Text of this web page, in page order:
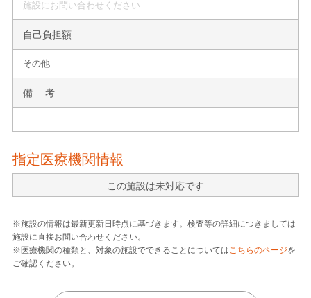
施設にお問い合わせください
自己負担額
その他
備 考
指定医療機関情報
この施設は未対応です
※施設の情報は最新更新日時点に基づきます。検査等の詳細につきましては
施設に直接お問い合わせください。
※医療機関の種類と、対象の施設でできることについてはこちらのページを
ご確認ください。